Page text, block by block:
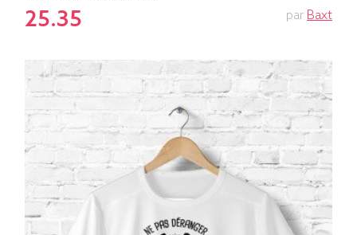
25.35 par Baxt